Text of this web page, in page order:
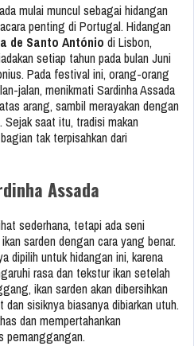
mulai muncul sebagai hidangan
penting di Portugal. Hidangan
de Santo António di Lisbon,
setiap tahun pada bulan Juni
Pada festival ini, orang-orang
jalan, menikmati Sardinha Assada
arang, sambil merayakan dengan
Sejak saat itu, tradisi makan
tak terpisahkan dari
Assada
sederhana, tetapi ada seni
sarden dengan cara yang benar.
dipilih untuk hidangan ini, karena
rasa dan tekstur ikan setelah
ikan sarden akan dibersihkan
sisiknya biasanya dibiarkan utuh.
dan mempertahankan
pemanggangan.